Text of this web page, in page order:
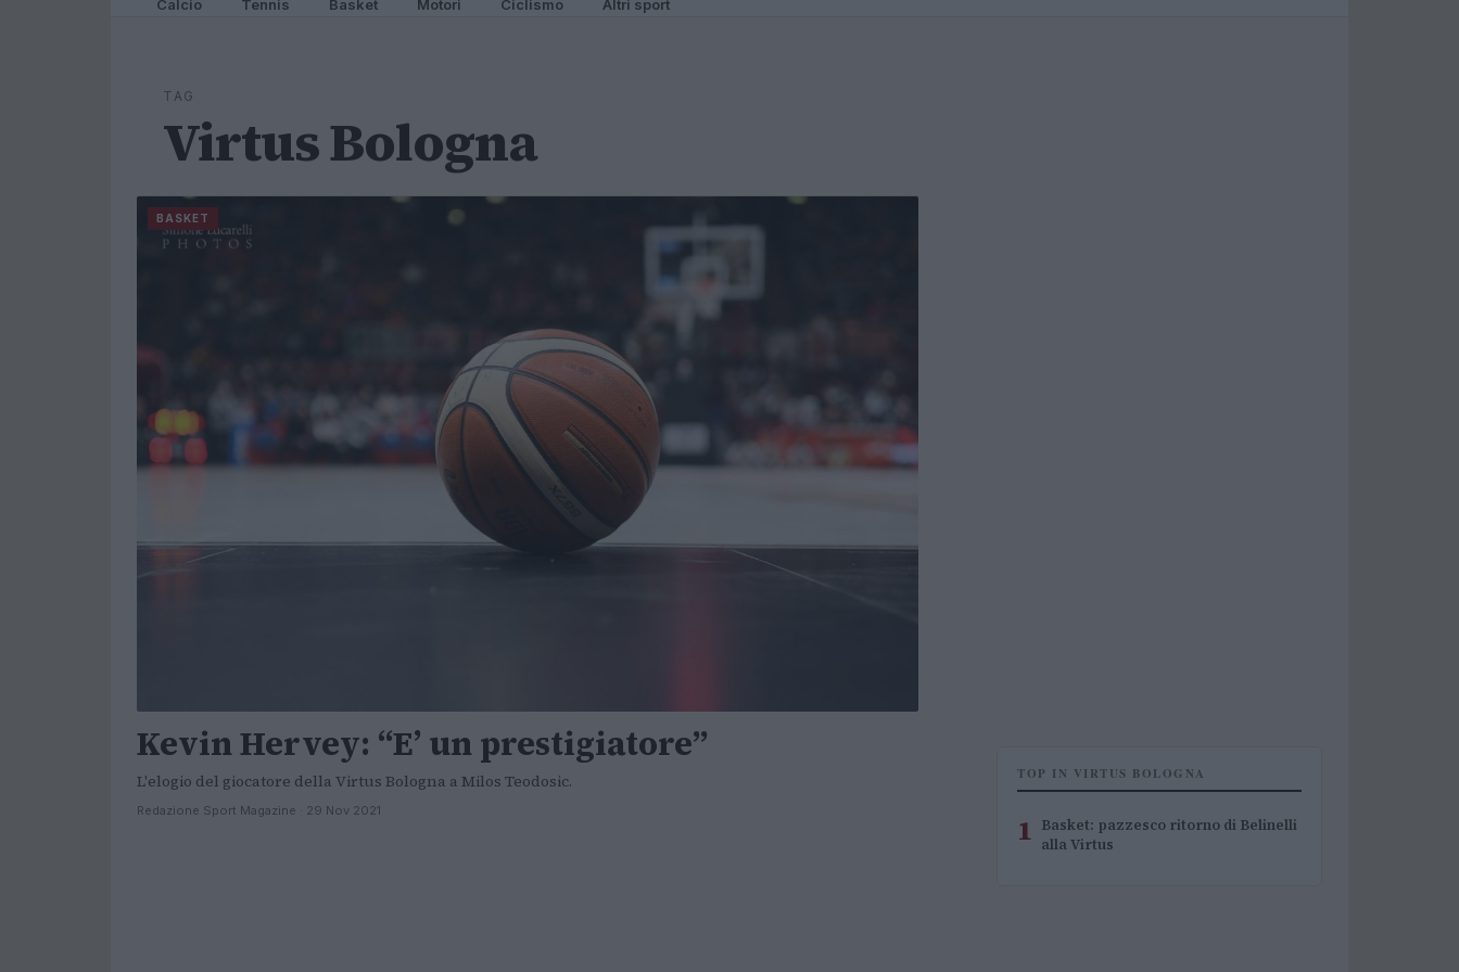
Calcio Tennis Basket Motori Ciclismo Altri sport
TAG
Virtus Bologna
BASKET
Kevin Hervey: “E’ un prestigiatore”
L'elogio del giocatore della Virtus Bologna a Milos Teodosic.
Redazione Sport Magazine · 29 Nov 2021
TOP IN VIRTUS BOLOGNA
1 Basket: pazzesco ritorno di Belinelli
alla Virtus